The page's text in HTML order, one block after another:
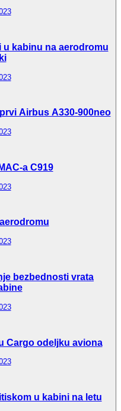
u kabinu na aerodromu
Airbus A330-900neo
a C919
bezbednosti vrata
Cargo odeljku aviona
u kabini na letu